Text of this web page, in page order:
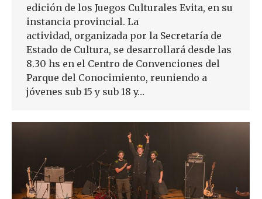
edición de los Juegos Culturales Evita, en su
instancia provincial. La
actividad, organizada por la Secretaría de
Estado de Cultura, se desarrollará desde las
8.30 hs en el Centro de Convenciones del
Parque del Conocimiento, reuniendo a
jóvenes sub 15 y sub 18 y…